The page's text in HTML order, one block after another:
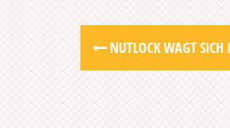
Post
navigation
NUTLOCK WAGT